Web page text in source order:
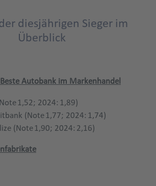
diesjährigen Sieger im
Überblick
Autobank im Markenhandel
1,52; 2024: 1,89)
(Note 1,77; 2024: 1,74)
(Note 1,90; 2024: 2,16)